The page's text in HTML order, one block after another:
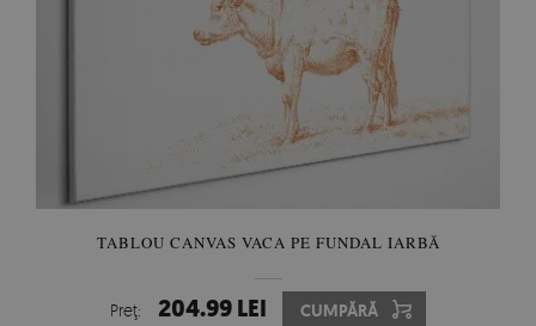
TABLOU CANVAS VACA PE FUNDAL IARBĂ
Preţ: 204.99 LEI CUMPĂRĂ